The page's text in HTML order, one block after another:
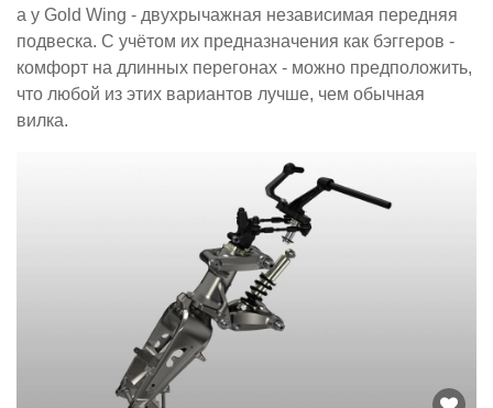
а у Gold Wing - двухрычажная независимая передняя
подвеска. С учётом их предназначения как бэггеров -
комфорт на длинных перегонах - можно предположить,
что любой из этих вариантов лучше, чем обычная
вилка.